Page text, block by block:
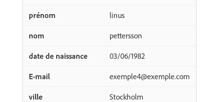
linus
pettersson
03/06/1982
exemple4@exemple.com
Stockholm